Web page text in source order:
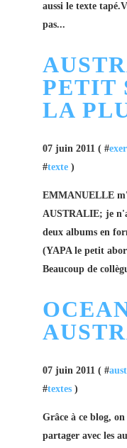
aussi le texte
pas...
PETIT
LA
07 juin 2011 ( #
#texte )
EMMANUELLE
AUSTRALIE; je
deux albums en
(YAPA le petit
Beaucoup de
07 juin 2011 ( #
#textes )
Grâce à ce blog,
partager avec les